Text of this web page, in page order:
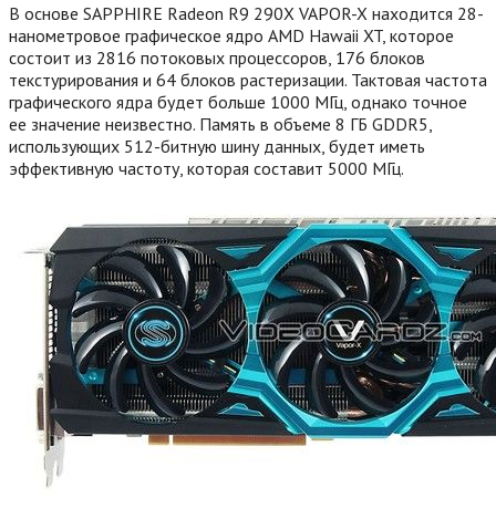
В основе SAPPHIRE Radeon R9 290X VAPOR-X находится 28-
нанометровое графическое ядро AMD Hawaii XT, которое
состоит из 2816 потоковых процессоров, 176 блоков
текстурирования и 64 блоков растеризации. Тактовая частота
графического ядра будет больше 1000 МГц, однако точное
ее значение неизвестно. Память в объеме 8 ГБ GDDR5,
использующих 512-битную шину данных, будет иметь
эффективную частоту, которая составит 5000 МГц.